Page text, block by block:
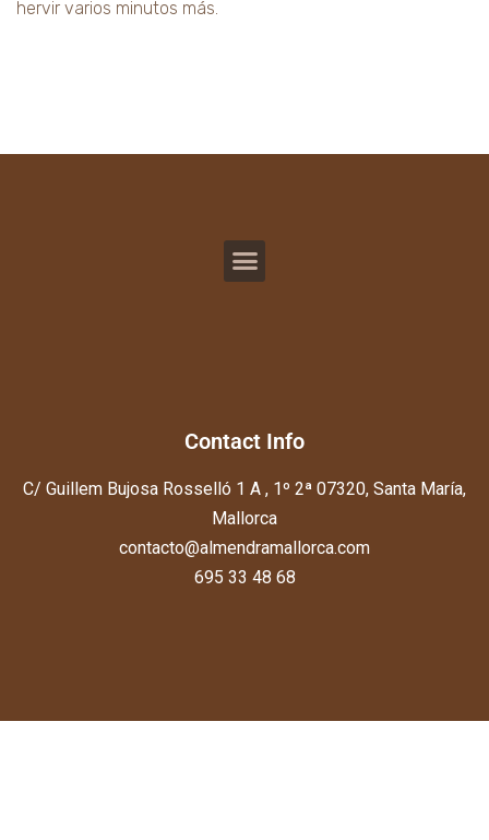
hervir varios minutos más.
Contact Info
C/ Guillem Bujosa Rosselló 1 A , 1º 2ª 07320, Santa María,
Mallorca
contacto@almendramallorca.com
695 33 48 68